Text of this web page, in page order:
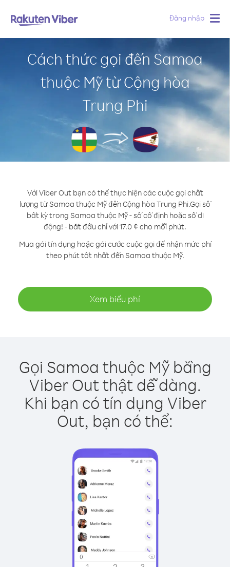
Đăng nhập
Cách thức gọi đến Samoa
thuộc Mỹ từ Cộng hòa
Trung Phi
Với Viber Out bạn có thể thực hiện các cuộc gọi chất
lượng từ Samoa thuộc Mỹ đến Cộng hòa Trung Phi.Gọi số
bất kỳ trong Samoa thuộc Mỹ - số cố định hoặc số di
động! - bắt đầu chỉ với 17.0 ¢ cho mỗi phút.
Mua gói tín dụng hoặc gói cước cuộc gọi để nhận mức phí
theo phút tốt nhất đến Samoa thuộc Mỹ.
Xem biểu phí
Gọi Samoa thuộc Mỹ bằng
Viber Out thật dễ dàng.
Khi bạn có tín dụng Viber
Out, bạn có thể: